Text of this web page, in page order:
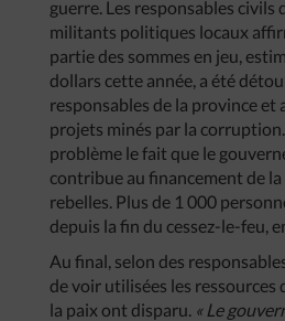
guerre. Les responsables civils
militants politiques locaux
partie des sommes en jeu,
dollars cette année, a été
responsables de la province et
projets minés par la corruption.
problème le fait que le
contribue au financement de
rebelles. Plus de 1 000
depuis la fin du cessez-le-feu,
Au final, selon des
de voir utilisées les ressources
la paix ont disparu. « Le